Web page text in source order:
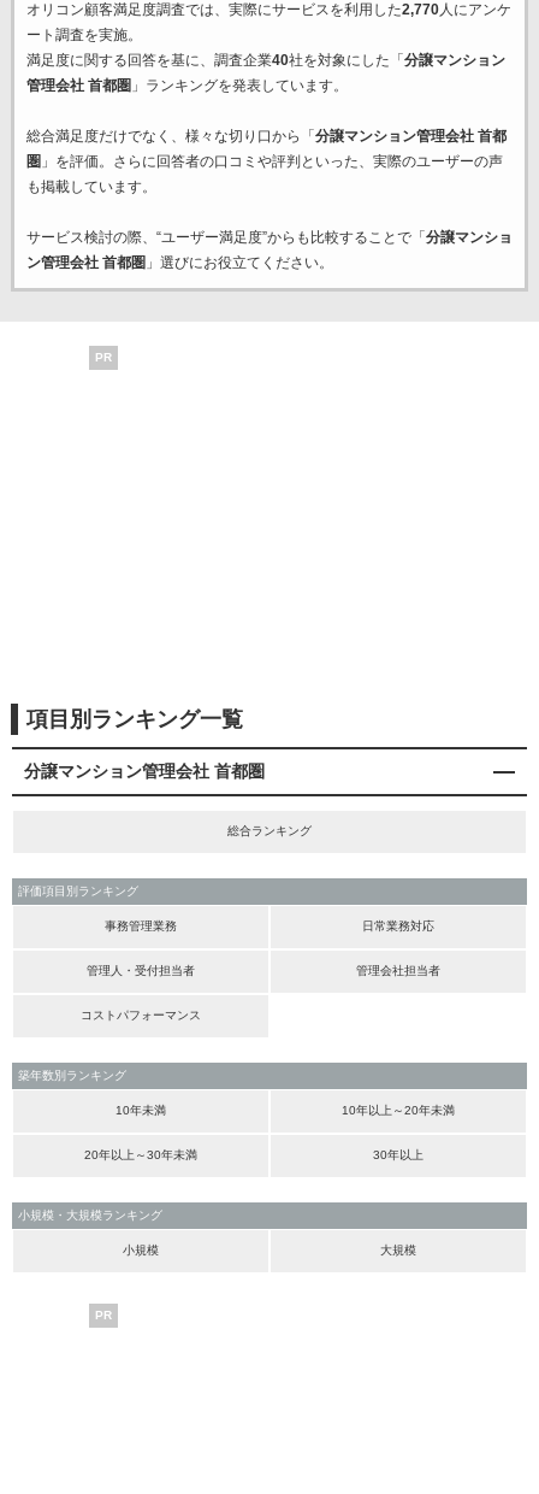
オリコン顧客満足度調査では、実際にサービスを利用した2,770人にアンケ
ート調査を実施。
満足度に関する回答を基に、調査企業40社を対象にした「 分譲マンション
管理会社 首都圏 」ランキングを発表しています。
総合満足度だけでなく、様々な切り口から「 分譲マンション管理会社 首都
圏 」を評価。さらに回答者の口コミや評判といった、実際のユーザーの声
も掲載しています。
サービス検討の際、“ユーザー満足度”からも比較することで「 分譲マンショ
ン管理会社 首都圏 」選びにお役立てください。
PR
項目別ランキング一覧
分譲マンション管理会社 首都圏
総合ランキング
評価項目別ランキング
事務管理業務 日常業務対応
管理人・受付担当者 管理会社担当者
コストパフォーマンス
築年数別ランキング
10年未満 10年以上～20年未満
20年以上～30年未満 30年以上
小規模・大規模ランキング
小規模 大規模
PR